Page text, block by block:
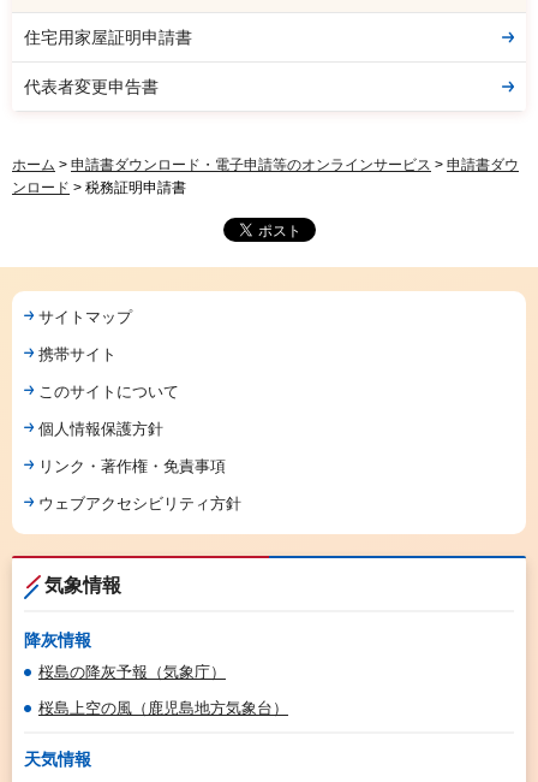
住宅用家屋証明申請書
代表者変更申告書
ホーム > 申請書ダウンロード・電子申請等のオンラインサービス > 申請書ダウ
ンロード > 税務証明申請書
サイトマップ
携帯サイト
このサイトについて
個人情報保護方針
リンク・著作権・免責事項
ウェブアクセシビリティ方針
気象情報
降灰情報
桜島の降灰予報（気象庁）
桜島上空の風（鹿児島地方気象台）
天気情報